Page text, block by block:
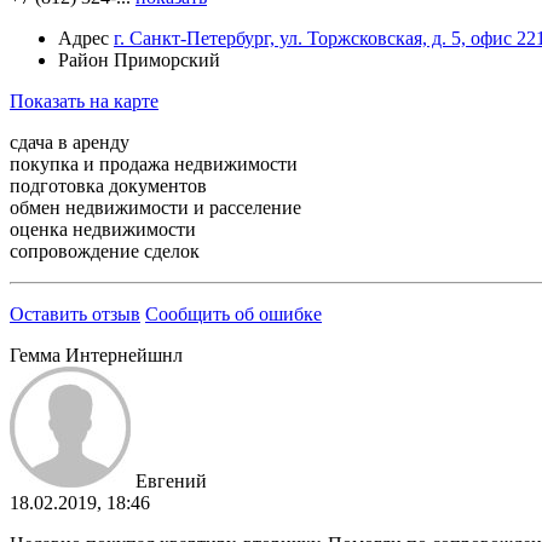
Адрес г. Санкт-Петербург, ул. Торжсковская, д. 5, офис
Район Приморский
Показать на карте
сдача в аренду
покупка и продажа недвижимости
подготовка документов
обмен недвижимости и расселение
оценка недвижимости
сопровождение сделок
Оставить отзыв Сообщить об ошибке
Гемма Интернейшнл
Евгений
18.02.2019, 18:46